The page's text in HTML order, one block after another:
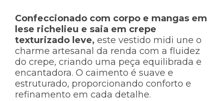
Confeccionado com corpo e mangas em
lese richelieu e saia em crepe
texturizado leve, este vestido midi une o
charme artesanal da renda com a fluidez
do crepe, criando uma peça equilibrada e
encantadora. O caimento é suave e
estruturado, proporcionando conforto e
refinamento em cada detalhe.